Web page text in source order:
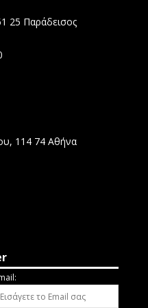
25 Παράδεισος
114 74 Αθήνα